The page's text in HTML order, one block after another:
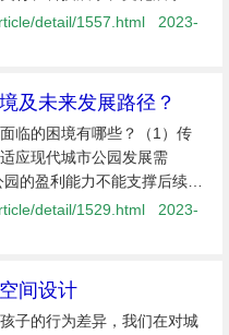
绿地的一种。城市公园在规
市的整体规划。（图源：美
detail/1557.html
2023-
及未来发展路径？
临的困境有哪些？（1）传
应现代城市公园发展需
的盈利能力不能支撑后续发
公园的规划在功能业态上不
除此以外，我们还认为城
detail/1529.html
2023-
间设计
子的行为差异，我们在对城